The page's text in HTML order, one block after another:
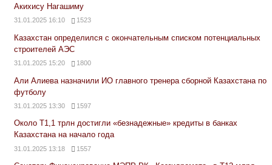
Акихису Нагашиму
31.01.2025 16:10 1523
Казахстан определился с окончательным списком потенциальных
строителей АЭС
31.01.2025 15:20 1800
Али Алиева назначили ИО главного тренера сборной Казахстана по
футболу
31.01.2025 13:30 1597
Около Т1,1 трлн достигли «безнадежные» кредиты в банках
Казахстана на начало года
31.01.2025 13:18 1557